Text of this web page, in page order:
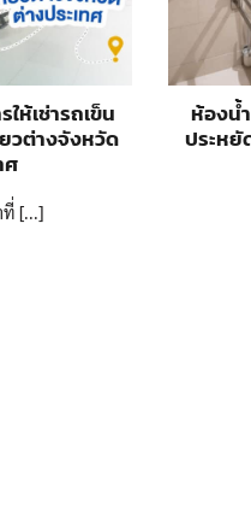
ให้เช่ารถเข็น
วต่างจังหวัด
ศ
ที่ [...]
ห้องน้
ประห